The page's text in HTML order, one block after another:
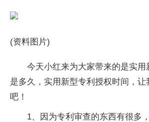
(资料图片)
今天小红来为大家带来的是实用
是多久，实用新型专利授权时间，
吧！
1、因为专利审查的东西有很多